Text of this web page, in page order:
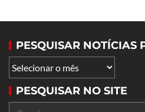
PESQUISAR NOTÍCIAS
PESQUISAR NO SITE